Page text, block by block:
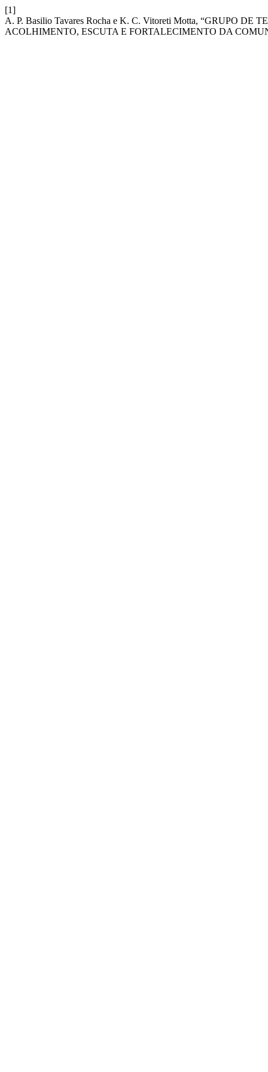
[1]
A. P. Basilio Tavares Rocha e K. C. Vitoreti Motta, “GRUPO
ACOLHIMENTO, ESCUTA E FORTALECIMENTO DA